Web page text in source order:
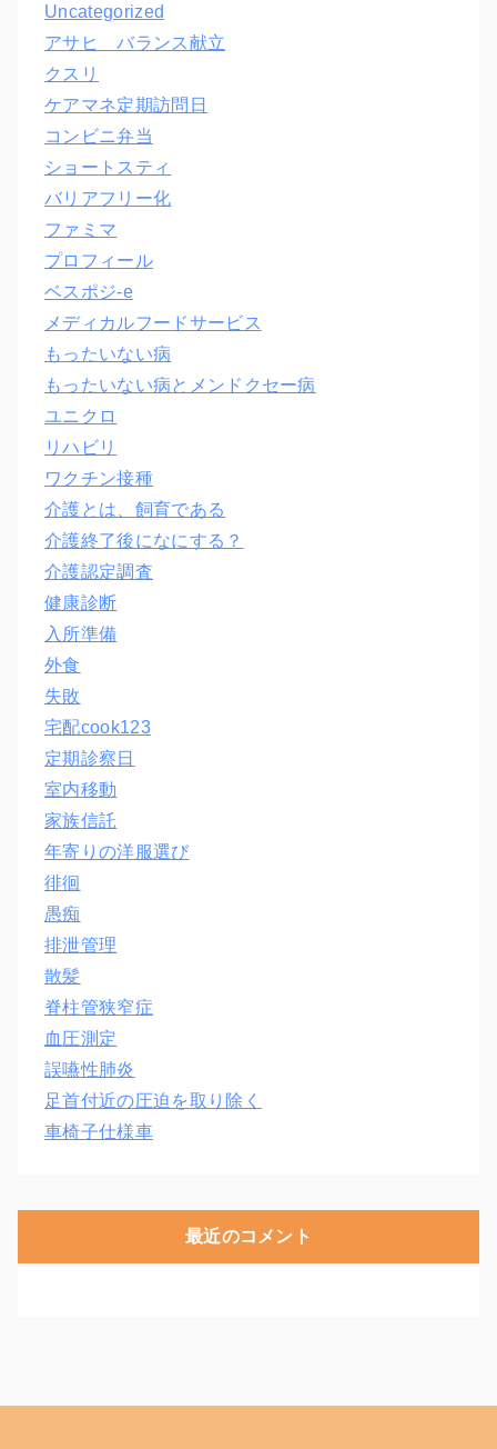
Uncategorized
アサヒ バランス献立
クスリ
ケアマネ定期訪問日
コンビニ弁当
ショートスティ
バリアフリー化
ファミマ
プロフィール
ベスポジ-e
メディカルフードサービス
もったいない病
もったいない病とメンドクセー病
ユニクロ
リハビリ
ワクチン接種
介護とは、飼育である
介護終了後になにする？
介護認定調査
健康診断
入所準備
外食
失敗
宅配cook123
定期診察日
室内移動
家族信託
年寄りの洋服選び
徘徊
愚痴
排泄管理
散髪
脊柱管狭窄症
血圧測定
誤嚥性肺炎
足首付近の圧迫を取り除く
車椅子仕様車
最近のコメント